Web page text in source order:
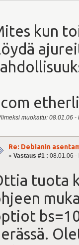
kun
muokattu: 08.01.06
Re: Debianin
« Vastaus #1 : 08.01.06 -
tuota